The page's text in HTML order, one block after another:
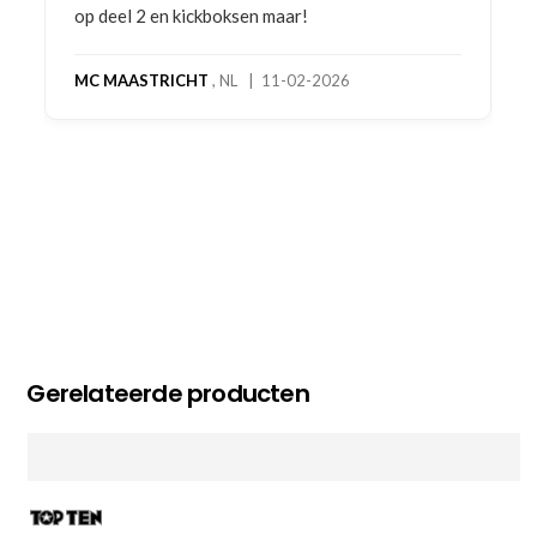
op deel 2 en kickboksen maar!
MC MAASTRICHT , NL | 11-02-2026
Gerelateerde producten